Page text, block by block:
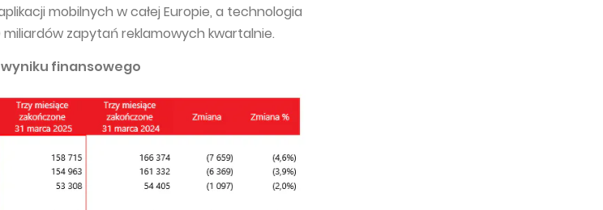
mobilnych w całej Europie, a technologia
zapytań reklamowych kwartalnie.
finansowego